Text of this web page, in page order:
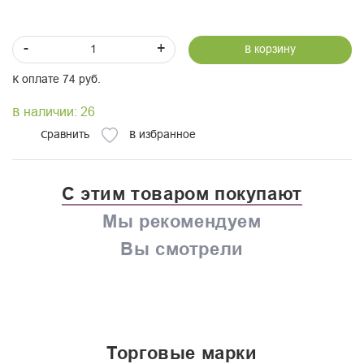
- + В корзину
К оплате 74 руб.
В наличии: 26
Сравнить В избранное
С этим товаром покупают
Мы рекомендуем
Вы смотрели
торговые марки